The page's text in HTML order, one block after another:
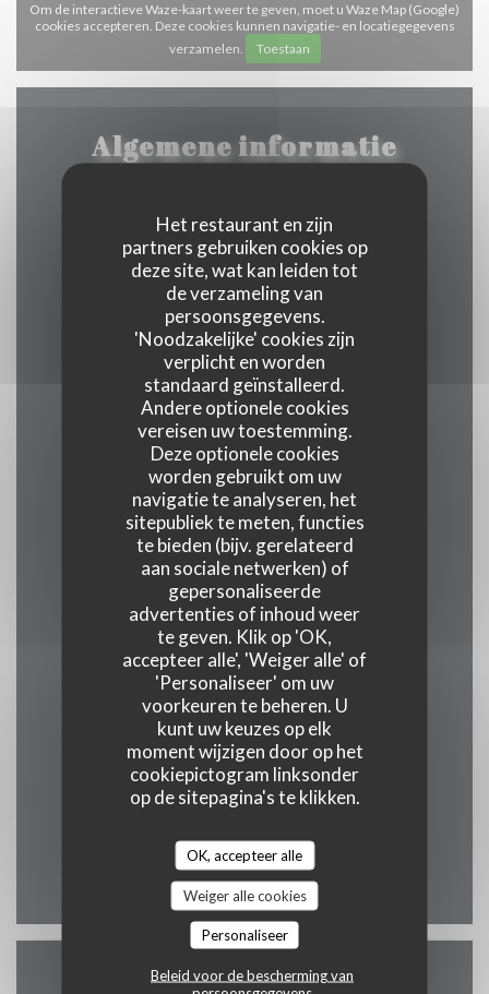
Het restaurant en zijn
partners gebruiken cookies op
deze site, wat kan leiden tot
de verzameling van
persoonsgegevens.
'Noodzakelijke' cookies zijn
verplicht en worden
standaard geïnstalleerd.
Andere optionele cookies
vereisen uw toestemming.
Deze optionele cookies
worden gebruikt om uw
navigatie te analyseren, het
sitepubliek te meten, functies
te bieden (bijv. gerelateerd
aan sociale netwerken) of
gepersonaliseerde
advertenties of inhoud weer
te geven. Klik op 'OK,
accepteer alle', 'Weiger alle' of
'Personaliseer' om uw
voorkeuren te beheren. U
kunt uw keuzes op elk
moment wijzigen door op het
cookiepictogram linksonder
op de sitepagina's te klikken.
OK, accepteer alle
Weiger alle cookies
Personaliseer
Beleid voor de bescherming van
Om de interactieve Waze-kaart weer te geven, moet u Waze Map (Google)
cookies accepteren. Deze cookies kunnen navigatie- en locatiegegevens
verzamelen.
Toestaan
Algemene informatie
Keuken
traditioneel, vers product, Traditionele keuken
Soort bedrijf
Gourmet restaurant
Diensten
Veranda, Wifi, Airconditioning, , Geblokkeerde
toegang
Betaalmethoden
Union Pay, Contant geld, Visa, American Express
Openingstijden
12:00 - 00:00